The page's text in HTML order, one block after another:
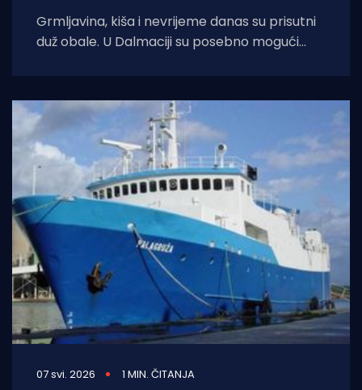
Grmljavina, kiša i nevrijeme danas su prisutni
duž obale. U Dalmaciji su posebno mogući
07 svi. 2026 1 MIN. ČITANJA